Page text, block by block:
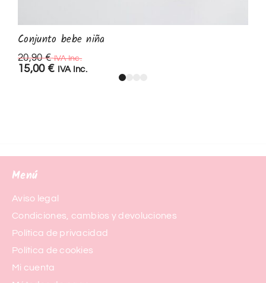
Conjunto bebe niña
20,90€ IVA Inc.
15,00 € IVA Inc.
Menú
Aviso legal
Condiciones, cambios y devoluciones
Política de privacidad
Política de cookies
Mi cuenta